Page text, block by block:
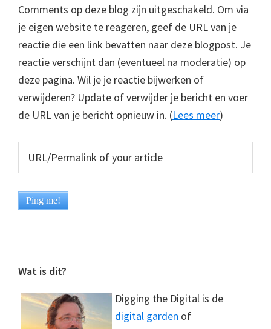
Comments op deze blog zijn uitgeschakeld. Om via
je eigen website te reageren, geef de URL van je
reactie die een link bevatten naar deze blogpost. Je
reactie verschijnt dan (eventueel na moderatie) op
deze pagina. Wil je je reactie bijwerken of
verwijderen? Update of verwijder je bericht en voer
de URL van je bericht opnieuw in. (Lees meer)
Footer
Wat is dit?
Digging the Digital is de
digital garden of